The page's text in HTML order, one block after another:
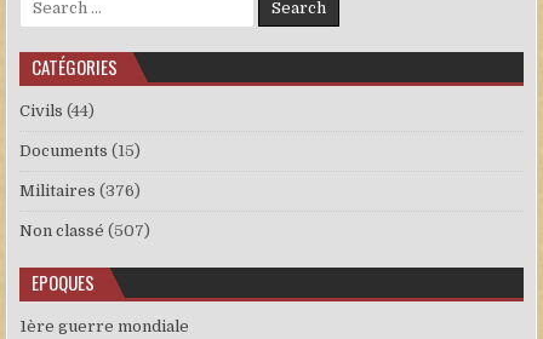
CATÉGORIES
Civils (44)
Documents (15)
Militaires (376)
Non classé (507)
EPOQUES
1ère guerre mondiale